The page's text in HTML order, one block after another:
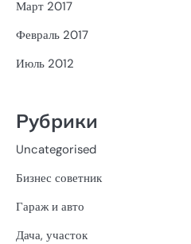
Март 2017
Февраль 2017
Июль 2012
Рубрики
Uncategorised
Бизнес советник
Гараж и авто
Дача, участок